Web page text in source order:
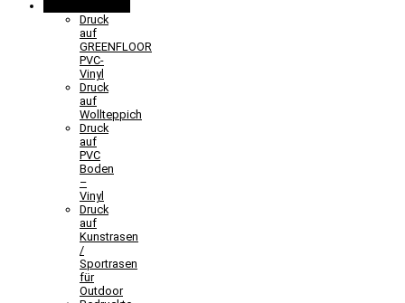
Druck
auf
GREENFLOOR
PVC-
Vinyl
Druck
auf
Wollteppich
Druck
auf
PVC
Boden
–
Vinyl
Druck
auf
Kunstrasen
/
Sportrasen
für
Outdoor